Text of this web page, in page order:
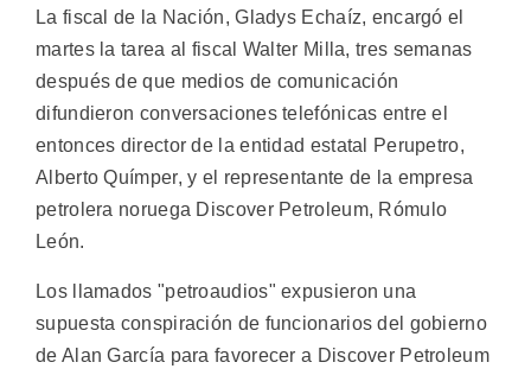
La fiscal de la Nación, Gladys Echaíz, encargó el
martes la tarea al fiscal Walter Milla, tres semanas
después de que medios de comunicación
difundieron conversaciones telefónicas entre el
entonces director de la entidad estatal Perupetro,
Alberto Químper, y el representante de la empresa
petrolera noruega Discover Petroleum, Rómulo
León.
Los llamados "petroaudios" expusieron una
supuesta conspiración de funcionarios del gobierno
de Alan García para favorecer a Discover Petroleum